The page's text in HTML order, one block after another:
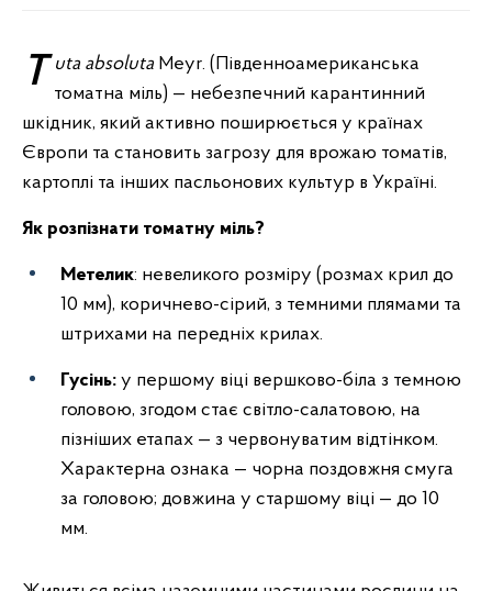
Tuta absolutaMeyr. (Південноамериканська
томатна міль) — небезпечний карантинний
шкідник, який активно поширюється у країнах
Європи та становить загрозу для врожаю томатів,
картоплі та інших пасльонових культур в Україні.
Як розпізнати томатну міль?
Метелик: невеликого розміру (розмах крил до
10 мм), коричнево-сірий, з темними плямами та
штрихами на передніх крилах.
Гусінь: у першому віці вершково-біла з темною
головою, згодом стає світло-салатовою, на
пізніших етапах — з червонуватим відтінком.
Характерна ознака — чорна поздовжня смуга
за головою; довжина у старшому віці — до 10
мм.